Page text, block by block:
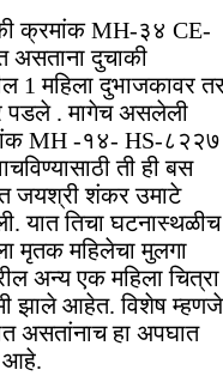
क्रमांक MH-३४ CE-
असताना दुचाकी
1 महिला दुभाजकावर
पडले . मागेच असलेली
MH -१४- HS-८२२७
ती ही बस
जयश्री शंकर उमाटे
यात तिचा घटनास्थळीच
मृतक महिलेचा मुलगा
अन्य एक महिला चित्रा
झाले आहेत. विशेष म्हणजे
असतांनाच हा अपघात
आहे.